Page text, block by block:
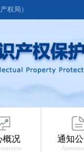
权局）
概况 通知